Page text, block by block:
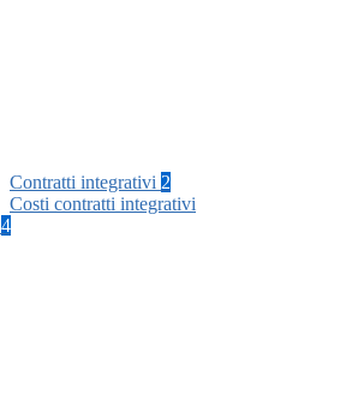
Contratti integrativi 2
Costi contratti integrativi
4